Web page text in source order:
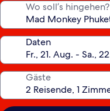
Wo soll’s hingehen?
Daten
Gäste